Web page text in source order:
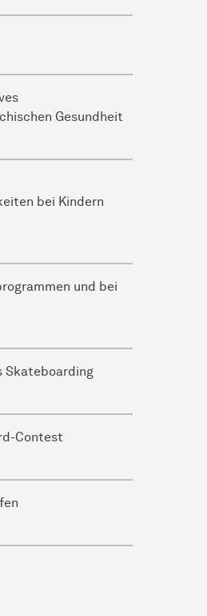
Gesundheit
bei Kindern
und bei
Skateboarding
Contest